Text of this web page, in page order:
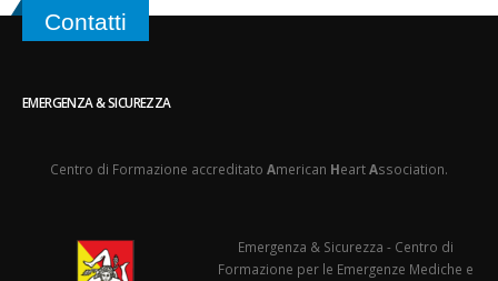
Contatti
EMERGENZA & SICUREZZA
Centro di Formazione accreditato American HeartAssociation.
Emergenza & Sicurezza - Centro di
Formazione per le Emergenze Mediche e